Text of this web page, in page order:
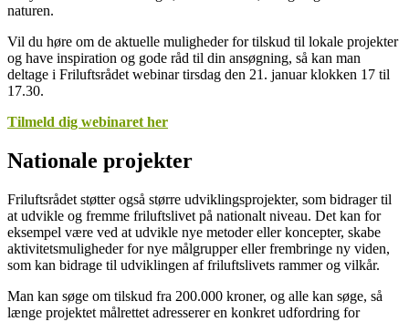
naturen.
Vil du høre om de aktuelle muligheder for tilskud til lokale projekter
og have inspiration og gode råd til din ansøgning, så kan man
deltage i Friluftsrådet webinar tirsdag den 21. januar klokken 17 til
17.30.
Tilmeld dig webinaret her
Nationale projekter
Friluftsrådet støtter også større udviklingsprojekter, som bidrager til
at udvikle og fremme friluftslivet på nationalt niveau. Det kan for
eksempel være ved at udvikle nye metoder eller koncepter, skabe
aktivitetsmuligheder for nye målgrupper eller frembringe ny viden,
som kan bidrage til udviklingen af friluftslivets rammer og vilkår.
Man kan søge om tilskud fra 200.000 kroner, og alle kan søge, så
længe projektet målrettet adresserer en konkret udfordring for